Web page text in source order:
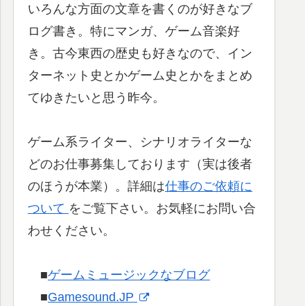
いろんな方面の文章を書くのが好きなブ
ログ書き。特にマンガ、ゲーム音楽好
き。古今東西の歴史も好きなので、イン
ターネット史とかゲーム史とかをまとめ
てゆきたいと思う昨今。
ゲーム系ライター、シナリオライターな
どのお仕事募集しております（実は後者
のほうが本業）。詳細は仕事のご依頼に
ついて をご覧下さい。お気軽にお問い合
わせください。
■ゲームミュージックなブログ
■Gamesound.JP